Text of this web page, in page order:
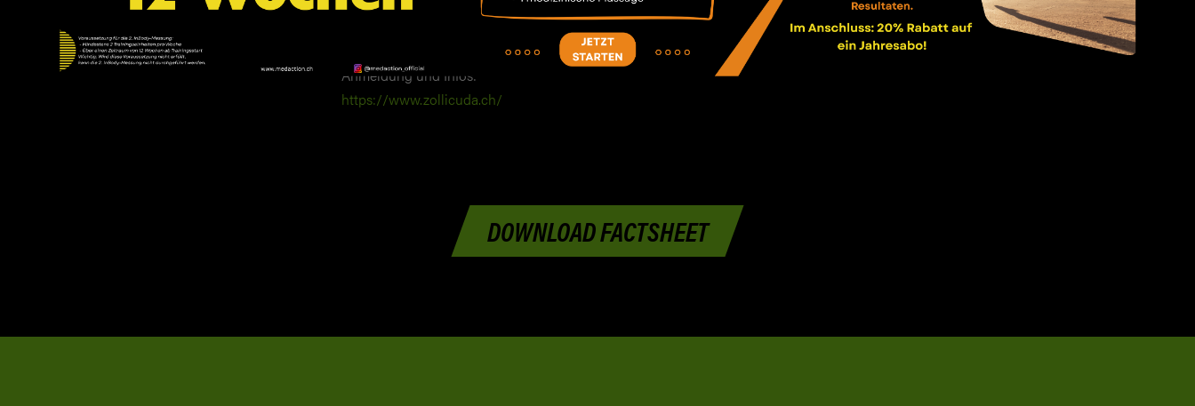
Anmeldung und Infos:
https://www.zollicuda.ch/
DOWNLOAD FACTSHEET